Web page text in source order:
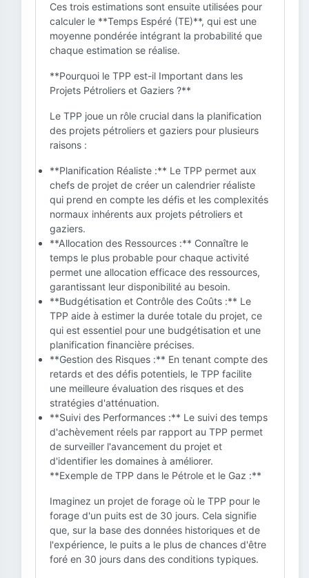
Ces trois estimations sont ensuite utilisées pour
calculer le **Temps Espéré (TE)**, qui est une
moyenne pondérée intégrant la probabilité que
chaque estimation se réalise.
**Pourquoi le TPP est-il Important dans les
Projets Pétroliers et Gaziers ?**
Le TPP joue un rôle crucial dans la planification
des projets pétroliers et gaziers pour plusieurs
raisons :
**Planification Réaliste :** Le TPP permet aux
chefs de projet de créer un calendrier réaliste
qui prend en compte les défis et les complexités
normaux inhérents aux projets pétroliers et
gaziers.
**Allocation des Ressources :** Connaître le
temps le plus probable pour chaque activité
permet une allocation efficace des ressources,
garantissant leur disponibilité au besoin.
**Budgétisation et Contrôle des Coûts :** Le
TPP aide à estimer la durée totale du projet, ce
qui est essentiel pour une budgétisation et une
planification financière précises.
**Gestion des Risques :** En tenant compte des
retards et des défis potentiels, le TPP facilite
une meilleure évaluation des risques et des
stratégies d'atténuation.
**Suivi des Performances :** Le suivi des temps
d'achèvement réels par rapport au TPP permet
de surveiller l'avancement du projet et
d'identifier les domaines à améliorer.
**Exemple de TPP dans le Pétrole et le Gaz :**
Imaginez un projet de forage où le TPP pour le
forage d'un puits est de 30 jours. Cela signifie
que, sur la base des données historiques et de
l'expérience, le puits a le plus de chances d'être
foré en 30 jours dans des conditions typiques.